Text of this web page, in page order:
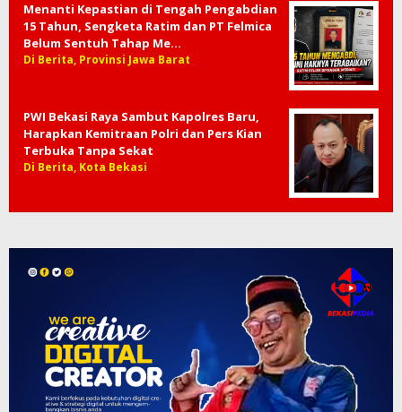
Menanti Kepastian di Tengah Pengabdian
15 Tahun, Sengketa Ratim dan PT Felmica
Belum Sentuh Tahap Me…
Di Berita, Provinsi Jawa Barat
PWI Bekasi Raya Sambut Kapolres Baru,
Harapkan Kemitraan Polri dan Pers Kian
Terbuka Tanpa Sekat
Di Berita, Kota Bekasi